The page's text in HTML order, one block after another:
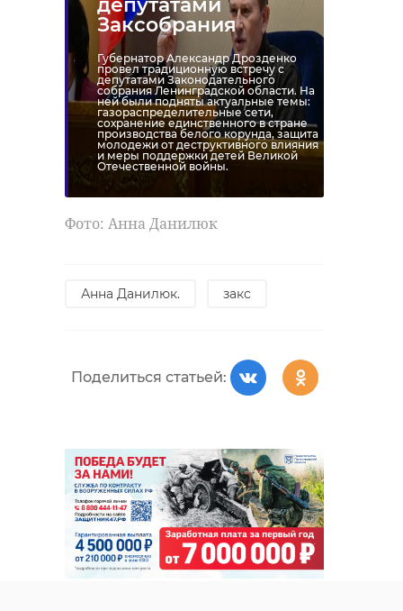
депутатами
Заксобрания
Губернатор Александр Дрозденко
провел традиционную встречу с
депутатами Законодательного
собрания Ленинградской области. На
ней были подняты актуальные темы:
газораспределительные сети,
сохранение единственного в стране
производства белого корунда, защита
молодежи от деструктивного влияния
и меры поддержки детей Великой
Отечественной войны.
Фото: Анна Данилюк
Анна Данилюк. закс
Поделиться статьей: